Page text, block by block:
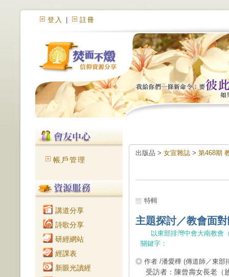
登入 註冊
帳戶管理
講道分享
詩歌分享
研經網站
經課表
新眼光讀經
出版品 > 女宣雜誌 > 第468期
特輯
主題探討／教會面
以東部排灣中會大南教會
關鍵字：
◎ 作者 /潘愛樺 (傳道師／東部
受訪者：陳曾壽女長老（